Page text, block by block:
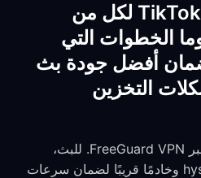
البث المباشر في TikTok لكل من
الخطوات التي
أفضل جودة بث
التخزين
نعم. يعمل البث المباشر عبر FreeGuard VPN. للبث،
استخدم بروتوكول hysteria2 وخادمًا قريبًا لضمان سرعات